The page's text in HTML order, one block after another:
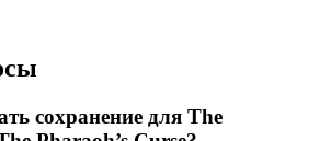
сохранение для The